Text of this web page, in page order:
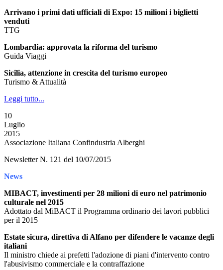
Arrivano i primi dati ufficiali di Expo: 15 milioni i biglietti
venduti
TTG
Lombardia: approvata la riforma del turismo
Guida Viaggi
Sicilia, attenzione in crescita del turismo europeo
Turismo & Attualità
Leggi tutto...
10
Luglio
2015
Associazione Italiana Confindustria Alberghi
Newsletter N. 121 del 10/07/2015
News
MIBACT, investimenti per 28 milioni di euro nel patrimonio
culturale nel 2015
Adottato dal MiBACT il Programma ordinario dei lavori pubblici
per il 2015
Estate sicura, direttiva di Alfano per difendere le vacanze degli
italiani
Il ministro chiede ai prefetti l'adozione di piani d'intervento contro
l'abusivismo commerciale e la contraffazione